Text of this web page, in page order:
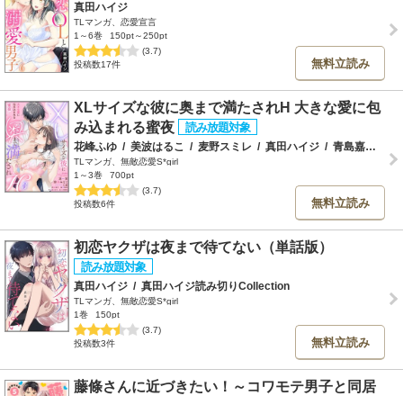
真田ハイジ
TLマンガ、恋愛宣言
1～6巻
150pt～250pt
(3.7)
投稿数17件
無料立読み
XLサイズな彼に奥まで満たされH 大きな愛に包
み込まれる蜜夜
花峰ふゆ / 美波はるこ / 麦野スミレ / 真田ハイジ / 青島嘉野
TLマンガ、無敵恋愛S*girl
1～3巻
700pt
(3.7)
投稿数6件
無料立読み
初恋ヤクザは夜まで待てない（単話版）
真田ハイジ / 真田ハイジ読み切りCollection
TLマンガ、無敵恋愛S*girl
1巻
150pt
(3.7)
投稿数3件
無料立読み
藤條さんに近づきたい！～コワモテ男子と同居